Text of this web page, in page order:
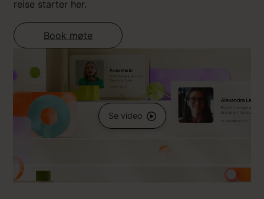
reise starter her.
Book møte
Se video